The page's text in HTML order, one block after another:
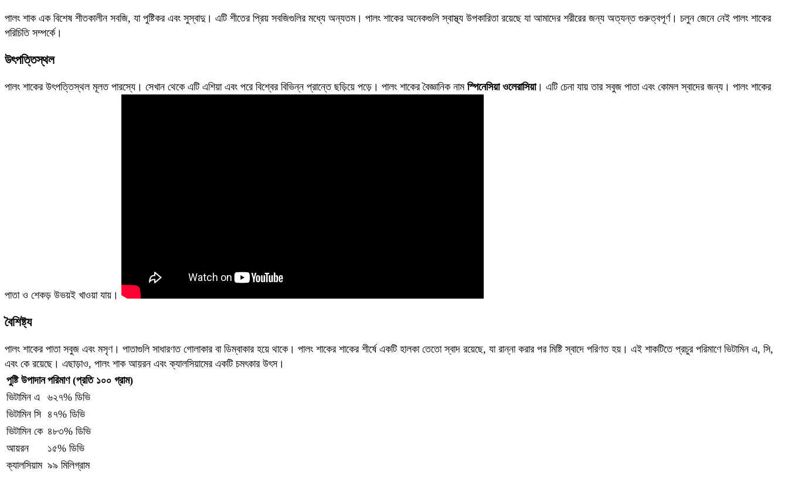
পালং শাক এক বিশেষ শীতকালীন সবজি, যা পুষ্টিকর এবং সুস্বাদু। এটি শীতের প্রিয় সবজিগুলির মধ্যে অন্যতম। পালং শাকের অনেকগুলি স্বাস্থ্য উপকারিতা রয়েছে যা আমাদের শরীরের জন্য অত্যন্ত গুরুত্বপূর্ণ। চলুন জেনে নেই পালং শাকের
পরিচিতি সম্পর্কে।
উৎপত্তিস্থল
পালং শাকের উৎপত্তিস্থল মূলত পারস্যে। সেখান থেকে এটি এশিয়া এবং পরে বিশ্বের বিভিন্ন প্রান্তে ছড়িয়ে পড়ে। পালং শাকের বৈজ্ঞানিক নাম স্পিনেসিয়া ওলেরাসিয়া। এটি চেনা যায় তার সবুজ পাতা এবং কোমল স্বাদের জন্য। পালং শাকের
পাতা ও শেকড় উভয়ই খাওয়া যায়।
বৈশিষ্ট্য
পালং শাকের পাতা সবুজ এবং মসৃণ। পাতাগুলি সাধারণত গোলাকার বা ডিম্বাকার হয়ে থাকে। পালং শাকের শাকের শীর্ষে একটি হালকা তেতো স্বাদ রয়েছে, যা রান্না করার পর মিষ্টি স্বাদে পরিণত হয়। এই শাকটিতে প্রচুর পরিমাণে ভিটামিন এ, সি,
এবং কে রয়েছে। এছাড়াও, পালং শাক আয়রন এবং ক্যালসিয়ামের একটি চমৎকার উৎস।
পুষ্টি উপাদান পরিমাণ (প্রতি ১০০ গ্রাম)
ভিটামিন এ
৬২৭% ডিভি
ভিটামিন সি ৪৭% ডিভি
ভিটামিন কে ৪৮৩% ডিভি
আয়রন
১৫% ডিভি
ক্যালসিয়াম ৯৯ মিলিগ্রাম